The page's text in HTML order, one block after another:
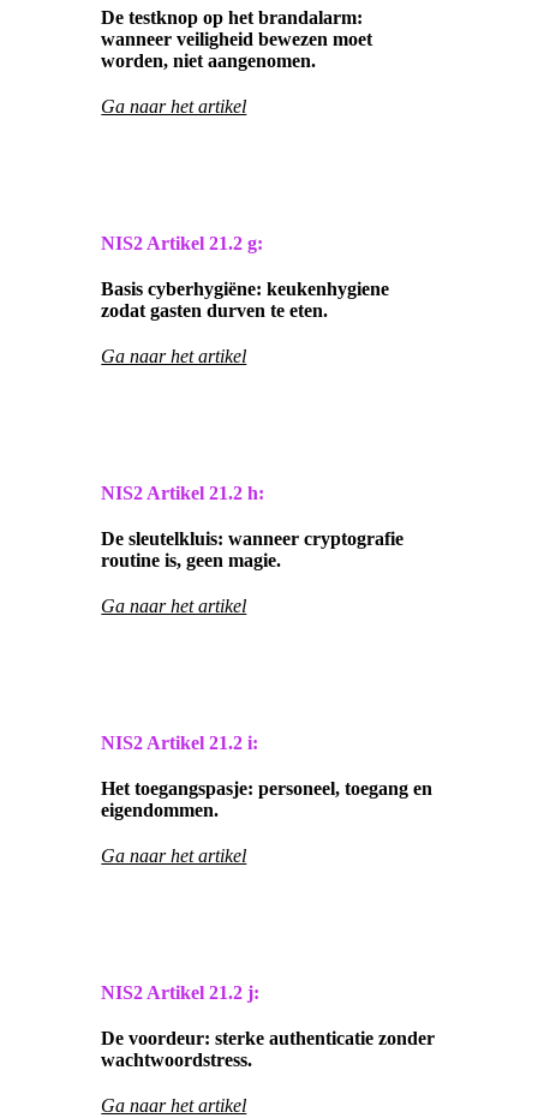
De testknop op het brandalarm:
wanneer veiligheid bewezen moet
worden, niet aangenomen.
Ga naar het artikel
NIS2 Artikel21.2 g:
Basis cyberhygiëne: keukenhygiene
zodat gasten durven te eten.
Ga naar het artikel
NIS2 Artikel21.2 h:
De sleutelkluis: wanneer cryptografie
routine is, geen magie.
Ga naar het artikel
NIS2 Artikel21.2 i:
Het toegangspasje: personeel, toegang en
eigendommen.
Ga naar het artikel
NIS2 Artikel21.2 j:
De voordeur: sterke authenticatie zonder
wachtwoordstress.
Ga naar het artikel